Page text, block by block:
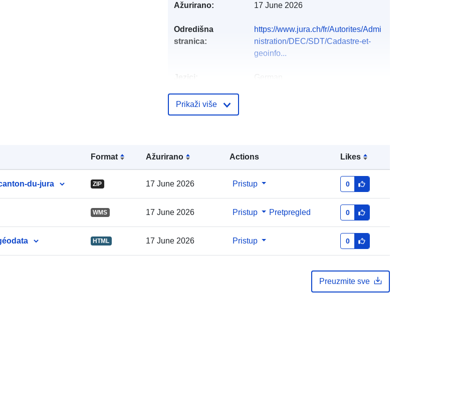
Formаt Ažurirano Actions Likes
du-jura ZIP 17 June 2026 Pristup 0
WMS 17 June 2026 Pristup Pretpregled 0
HTML 17 June 2026 Pristup 0
Preuzmite sve
Ažurirano: 17 June 2026
Odredišna
stranica:
https://www.jura.ch/fr/Autorites/Admi
nistration/DEC/SDT/Cadastre-et-
geoinfo...
Jezici:
mailto:sam.sdt@jura.ch
registar:
Dodano u data.europa.eu: 04 July 2025
Ažurirano na temelju podataka.europa.eu:
01 August 2026
Identifikatori:
1A965606-1DF1-455D-A518-
http://data.europa.eu/88u/dataset/1a
Prikaži više